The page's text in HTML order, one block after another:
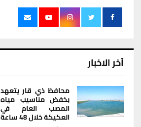
آخر الاخبار
محافظ ذي قار يتعهد
بخفض مناسيب مياه
المصب العام في
العكيكة خلال 48 ساعة